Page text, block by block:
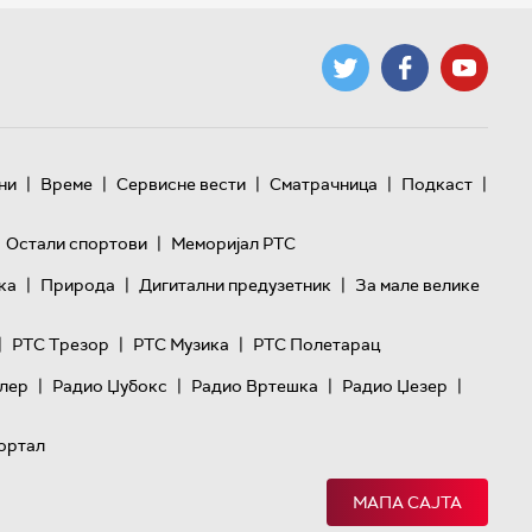
| Време | Сервисне вести | Сматрачница | Подкаст |
Остали спортови | Меморијал РТС
| Природа | Дигитални предузетник | За мале велике
РТС Трезор | РТС Музика | РТС Полетарац
| Радио Џубокс | Радио Вртешка | Радио Џезер |
МАПА САЈТА